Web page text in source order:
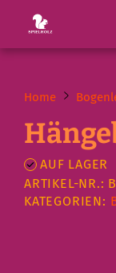
Home
AUF LAGER
ARTIKEL-NR.:
KATEGORIEN: